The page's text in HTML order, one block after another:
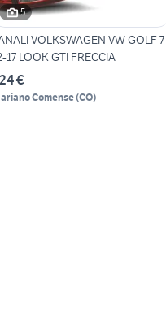
5
VOLKSWAGEN VW GOLF 7
17 LOOK GTI FRECCIA
€
Comense(CO)